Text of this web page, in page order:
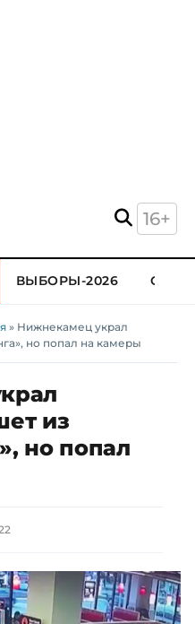
16+
ВЫБОРЫ-2026
» Нижнекамец украл
но попал на камеры
из
но попал